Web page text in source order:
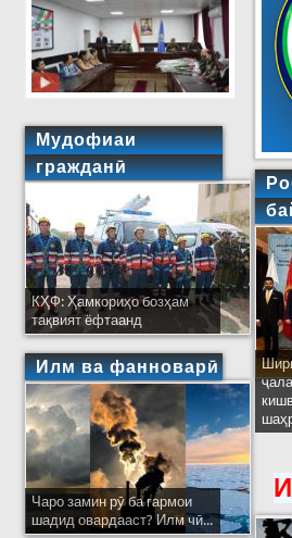
Мудофиаи
гражданӣ
КҲФ: Ҳамкориҳо бозҳам
тақвият ёфтаанд
Илм ва фанноварӣ
Чаро замин рӯ ба гармои
шадид овардааст? Илм чӣ...